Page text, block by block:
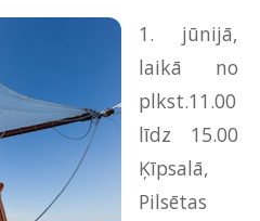
1. jūnijā,
laikā no
plkst.11.00
līdz 15.00
Ķīpsalā,
Pilsētas